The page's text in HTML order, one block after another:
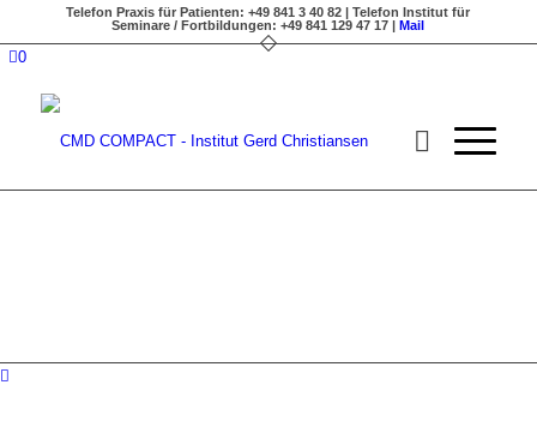
Telefon Praxis für Patienten: +49 841 3 40 82 | Telefon Institut für
Seminare / Fortbildungen: +49 841 129 47 17 |Mail
0